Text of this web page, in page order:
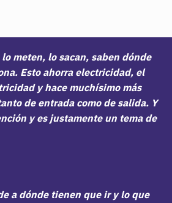
meten, lo sacan, saben dónde
Esto ahorra electricidad, el
y hace muchísimo más
de entrada como de salida. Y
y es justamente un tema de
a dónde tienen que ir y lo que